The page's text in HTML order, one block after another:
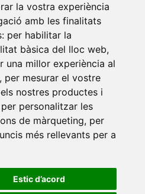
la vostra experiència
amb les finalitats
per habilitar la
bàsica del lloc web,
una millor experiència al
, per mesurar el vostre
nostres productes i
personalitzar les
de màrqueting, per
més rellevants per a
Estic d’acord
• Universitat d'Alacant
Universitat Autònoma de
de Barcelona•
Universitat
Universitat de Girona
•
Balears
Universitat
Universitat Jaume I
Universitat Miguel Hernández
de Catalunya•
Universitat Politècnica de
Politècnica de València
•